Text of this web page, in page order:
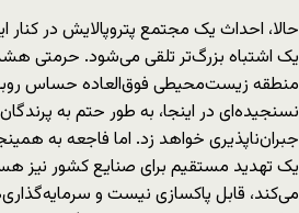
حالا، احداث یک مجتمع پتروپالایش در کنار
یک اشتباه بزرگ‌تر تلقی می‌شود. حرمتی
منطقه زیست‌محیطی فوق‌العاده حساس
نسنجیده‌ای در اینجا، به طور حتم به
جبران‌ناپذیری خواهد زد. اما فاجعه به
یک تهدید مستقیم برای صنایع کشور نیز
می‌کند، قابل پاکسازی نیست و